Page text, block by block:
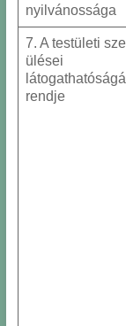
nyilvánossága
7. A testületi
ülései
rendje